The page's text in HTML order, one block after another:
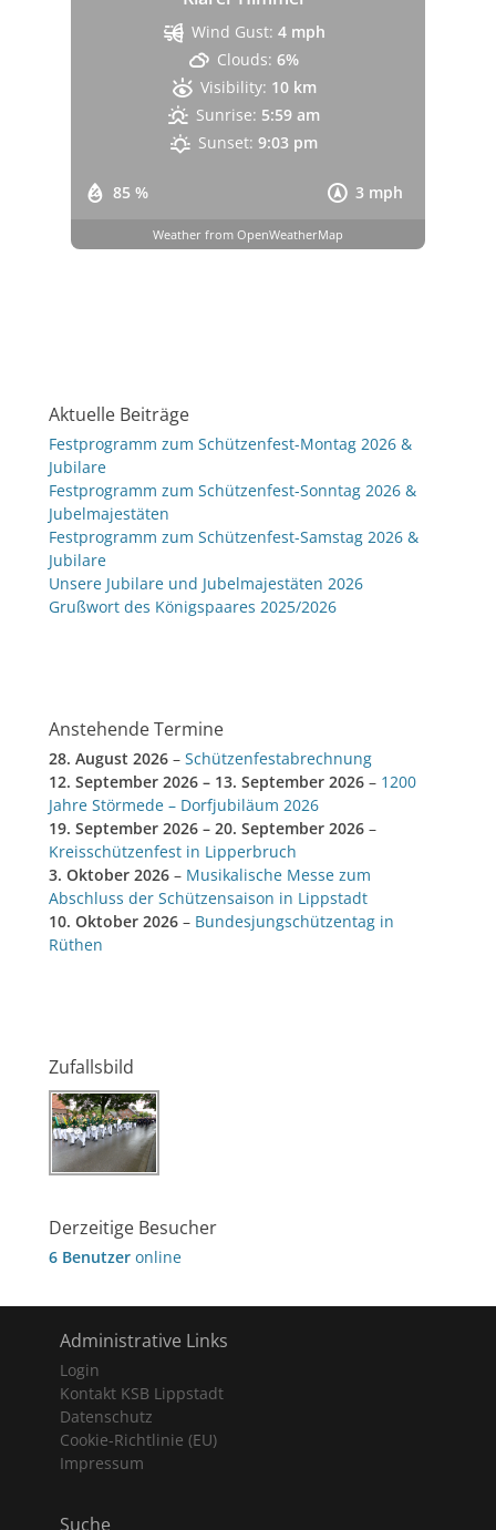
85 % 3 mph
Wind Gust: 4 mph
Clouds: 6%
Visibility: 10 km
Sunrise: 5:59 am
Sunset: 9:03 pm
Weather from OpenWeatherMap
Aktuelle Beiträge
Festprogramm zum Schützenfest-Montag 2026 &
Jubilare
Festprogramm zum Schützenfest-Sonntag 2026 &
Jubelmajestäten
Festprogramm zum Schützenfest-Samstag 2026 &
Jubilare
Unsere Jubilare und Jubelmajestäten 2026
Grußwort des Königspaares 2025/2026
Anstehende Termine
28. August 2026 – Schützenfestabrechnung
12. September 2026 – 13. September 2026 – 1200
Jahre Störmede – Dorfjubiläum 2026
19. September 2026 – 20. September 2026 –
Kreisschützenfest in Lipperbruch
3. Oktober 2026 – Musikalische Messe zum
Abschluss der Schützensaison in Lippstadt
10. Oktober 2026 – Bundesjungschützentag in
Rüthen
Zufallsbild
Derzeitige Besucher
6 Benutzer online
Administrative Links
Login
Kontakt KSB Lippstadt
Datenschutz
Cookie-Richtlinie (EU)
Impressum
Suche